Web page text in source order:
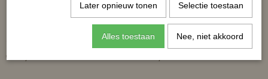
€ 33,95
Zweetdeken Fries
Later opnieuw tonen Selectie toestaan
Alles toestaan Nee, niet akkoord